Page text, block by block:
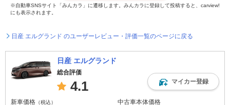
※自動車SNSサイト「みんカラ」に遷移します。みんカラに登録して投稿すると、carview!
にも表示されます。
日産 エルグランド のユーザーレビュー・評価一覧のページに戻る
日産 エルグランド
総合評価
4.1 マイカー登録
新車価格 （税込） 中古車本体価格